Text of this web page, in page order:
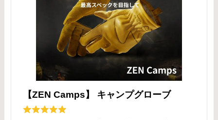
【ZEN Camps】 キャンプグローブ